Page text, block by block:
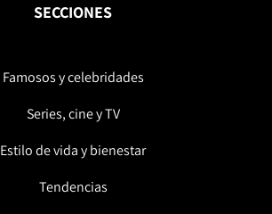
SECCIONES
Famosos y celebridades
Series, cine y TV
Estilo de vida y bienestar
Tendencias